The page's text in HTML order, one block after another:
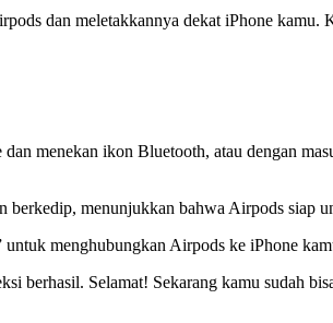
dan meletakkannya dekat iPhone
menekan ikon Bluetooth, atau dengan
berkedip, menunjukkan bahwa Airpods siap
menghubungkan Airpods ke iPhone
berhasil. Selamat! Sekarang kamu sudah